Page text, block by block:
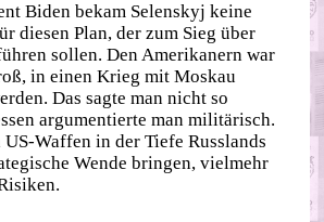
Biden bekam Selenskyj keine
diesen Plan, der zum Sieg über
sollen. Den Amerikanern war
in einen Krieg mit Moskau
Das sagte man nicht so
argumentierte man militärisch.
Waffen in der Tiefe Russlands
Wende bringen, vielmehr